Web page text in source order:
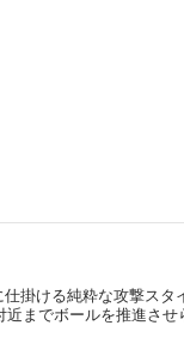
掛ける純粋な攻撃スタ
までボールを推進させ